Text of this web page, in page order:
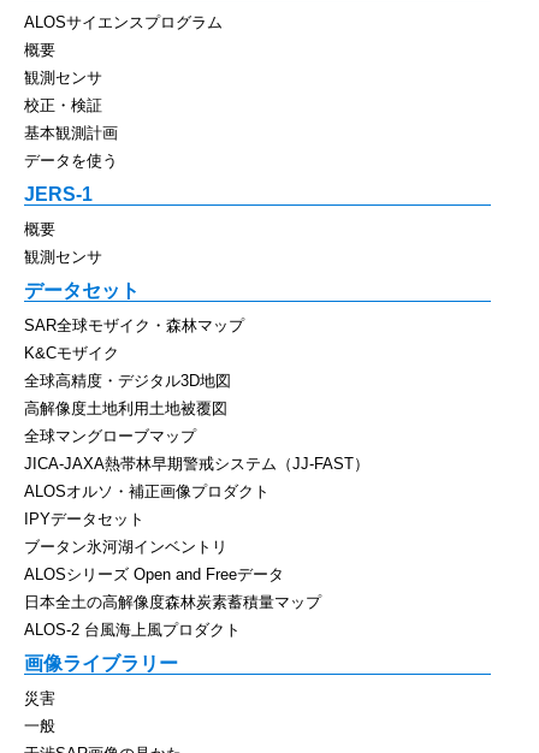
ALOSサイエンスプログラム
概要
観測センサ
校正・検証
基本観測計画
データを使う
JERS-1
概要
観測センサ
データセット
SAR全球モザイク・森林マップ
K&Cモザイク
全球高精度・デジタル3D地図
高解像度土地利用土地被覆図
全球マングローブマップ
JICA-JAXA熱帯林早期警戒システム（JJ-FAST）
ALOSオルソ・補正画像プロダクト
IPYデータセット
ブータン氷河湖インベントリ
ALOSシリーズ Open and Freeデータ
日本全土の高解像度森林炭素蓄積量マップ
ALOS-2 台風海上風プロダクト
画像ライブラリー
災害
一般